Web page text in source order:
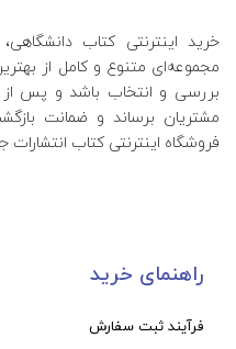
خرید اینترنتی کتاب‌
مجموعه‌ای متنوع و کامل از
بررسی و انتخاب باشد و پس
مشتریان برساند و ضمانت
فروشگاه اینترنتی کتاب
راهنمای خرید
فرآیند ثبت سفارش